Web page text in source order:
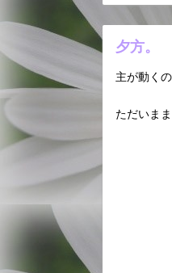
夕方。
主が動く
ただいま